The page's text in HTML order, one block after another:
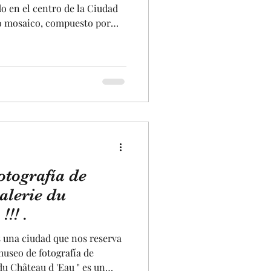
en el centro de la Ciudad
mosaico, compuesto por
en nacional. En este
relacionadas con
de
du
.
ciudad que nos reserva
de fotografía de
Château d 'Eau " es un